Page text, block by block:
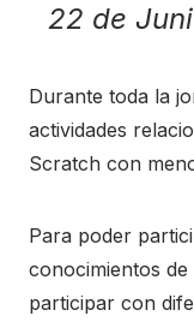
22 de
Durante toda la
actividades
Scratch con
Para poder
conocimientos
participar con